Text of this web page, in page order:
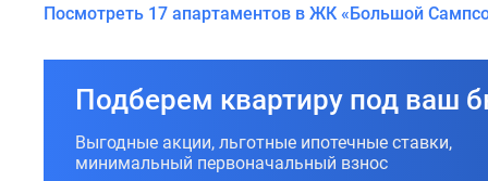
Посмотреть 17 апартаментов в ЖК «Большой
Подберем квартиру под ваш
Выгодные акции, льготные ипотечные ставки,
минимальный первоначальный взнос